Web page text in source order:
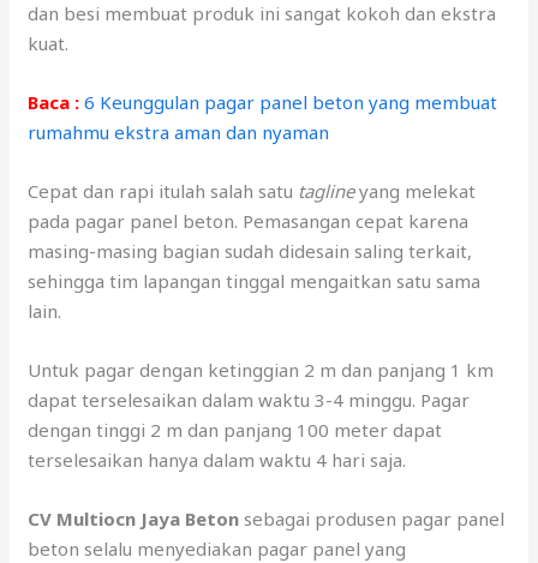
dan besi membuat produk ini sangat kokoh dan ekstra
kuat.
Baca : 6 Keunggulan pagar panel beton yang membuat
rumahmu ekstra aman dan nyaman
Cepat dan rapi itulah salah satu taglineyang melekat
pada pagar panel beton. Pemasangan cepat karena
masing-masing bagian sudah didesain saling terkait,
sehingga tim lapangan tinggal mengaitkan satu sama
lain.
Untuk pagar dengan ketinggian 2 m dan panjang 1 km
dapat terselesaikan dalam waktu 3-4 minggu. Pagar
dengan tinggi 2 m dan panjang 100 meter dapat
terselesaikan hanya dalam waktu 4 hari saja.
CV Multiocn Jaya Beton sebagai produsen pagar panel
beton selalu menyediakan pagar panel yang